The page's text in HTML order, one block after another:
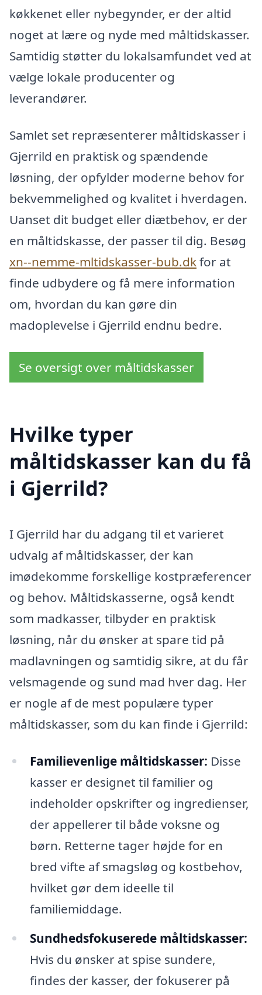
køkkenet eller nybegynder, er der altid
noget at lære og nyde med måltidskasser.
Samtidig støtter du lokalsamfundet ved at
vælge lokale producenter og
leverandører.
Samlet set repræsenterer måltidskasser i
Gjerrild en praktisk og spændende
løsning, der opfylder moderne behov for
bekvemmelighed og kvalitet i hverdagen.
Uanset dit budget eller diætbehov, er der
en måltidskasse, der passer til dig. Besøg
xn--nemme-mltidskasser-bub.dkfor at
finde udbydere og få mere information
om, hvordan du kan gøre din
madoplevelse i Gjerrild endnu bedre.
Se oversigt over måltidskasser
Hvilke typer
måltidskasser kan du få
i Gjerrild?
I Gjerrild har du adgang til et varieret
udvalg af måltidskasser, der kan
imødekomme forskellige kostpræferencer
og behov. Måltidskasserne, også kendt
som madkasser, tilbyder en praktisk
løsning, når du ønsker at spare tid på
madlavningen og samtidig sikre, at du får
velsmagende og sund mad hver dag. Her
er nogle af de mest populære typer
måltidskasser, som du kan finde i Gjerrild:
Familievenlige måltidskasser: Disse
kasser er designet til familier og
indeholder opskrifter og ingredienser,
der appellerer til både voksne og
børn. Retterne tager højde for en
bred vifte af smagsløg og kostbehov,
hvilket gør dem ideelle til
familiemiddage.
Sundhedsfokuserede måltidskasser:
Hvis du ønsker at spise sundere,
findes der kasser, der fokuserer på